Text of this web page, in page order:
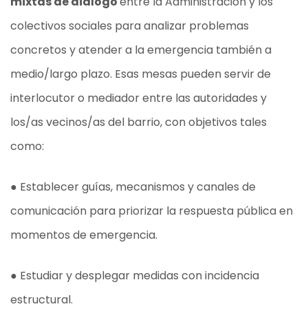
colectivos sociales para analizar problemas
concretos y atender a la emergencia también a
medio/largo plazo. Esas mesas pueden servir de
interlocutor o mediador entre las autoridades y
los/as vecinos/as del barrio, con objetivos tales
como:
● Establecer guías, mecanismos y canales de
comunicación para priorizar la respuesta pública en
momentos de emergencia.
● Estudiar y desplegar medidas con incidencia
estructural.